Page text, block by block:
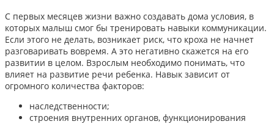
С первых месяцев жизни важно создавать дома условия, в
которых малыш смог бы тренировать навыки коммуникации.
Если этого не делать, возникает риск, что кроха не начнет
разговаривать вовремя. А это негативно скажется на его
развитии в целом. Взрослым необходимо понимать, что
влияет на развитие речи ребенка. Навык зависит от
огромного количества факторов:
наследственности;
строения внутренних органов, функционирования